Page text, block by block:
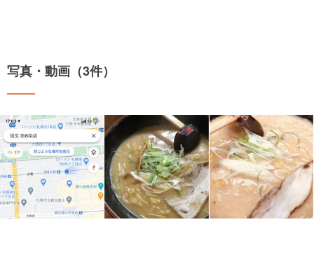
写真・動画（3件）